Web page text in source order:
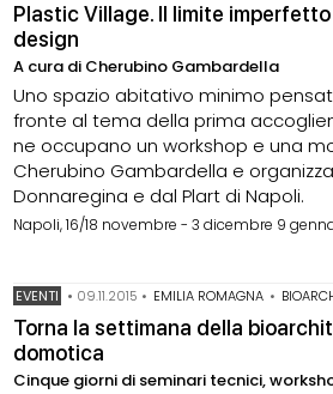
Plastic Village. Il limite
design
A cura di Cherubino Gambardella
Uno spazio abitativo minimo
fronte al tema della prima
ne occupano un workshop e una
Cherubino Gambardella e
Donnaregina e dal Plart di Napoli.
Napoli, 16/18 novembre - 3 dicembre 9
EVENTI • 09.11.2015 • EMILIA ROMAGNA •
Torna la settimana della
domotica
Cinque giorni di seminari tecnici,